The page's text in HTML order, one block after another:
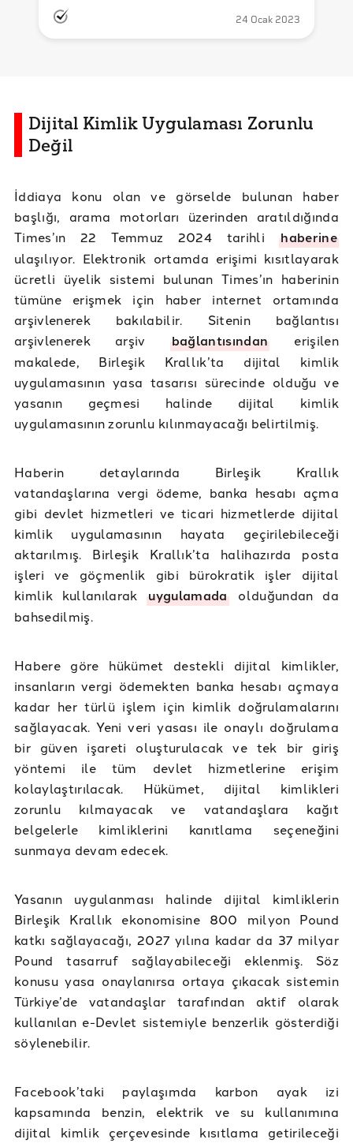
24 Ocak 2023
Dijital Kimlik Uygulaması Zorunlu
Değil
İddiaya konu olan ve görselde bulunan haber
başlığı, arama motorları üzerinden aratıldığında
Times’ın 22 Temmuz 2024 tarihlihaberine
ulaşılıyor. Elektronik ortamda erişimi kısıtlayarak
ücretli üyelik sistemi bulunan Times’ın haberinin
tümüne erişmek için haber internet ortamında
arşivlenerek bakılabilir. Sitenin bağlantısı
arşivlenerek arşiv bağlantısından erişilen
makalede, Birleşik Krallık’ta dijital kimlik
uygulamasının yasa tasarısı sürecinde olduğu ve
yasanın geçmesi halinde dijital kimlik
uygulamasının zorunlu kılınmayacağı belirtilmiş.
Haberin detaylarında Birleşik Krallık
vatandaşlarına vergi ödeme, banka hesabı açma
gibi devlet hizmetleri ve ticari hizmetlerde dijital
kimlik uygulamasının hayata geçirilebileceği
aktarılmış. Birleşik Krallık’ta halihazırda posta
işleri ve göçmenlik gibi bürokratik işler dijital
kimlik kullanılarakuygulamadaolduğundan da
bahsedilmiş.
Habere göre hükümet destekli dijital kimlikler,
insanların vergi ödemekten banka hesabı açmaya
kadar her türlü işlem için kimlik doğrulamalarını
sağlayacak. Yeni veri yasası ile onaylı doğrulama
bir güven işareti oluşturulacak ve tek bir giriş
yöntemi ile tüm devlet hizmetlerine erişim
kolaylaştırılacak. Hükümet, dijital kimlikleri
zorunlu kılmayacak ve vatandaşlara kağıt
belgelerle kimliklerini kanıtlama seçeneğini
sunmaya devam edecek.
Yasanın uygulanması halinde dijital kimliklerin
Birleşik Krallık ekonomisine 800 milyon Pound
katkı sağlayacağı, 2027 yılına kadar da 37 milyar
Pound tasarruf sağlayabileceği eklenmiş. Söz
konusu yasa onaylanırsa ortaya çıkacak sistemin
Türkiye’de vatandaşlar tarafından aktif olarak
kullanılan e-Devlet sistemiyle benzerlik gösterdiği
söylenebilir.
Facebook’taki paylaşımda karbon ayak izi
kapsamında benzin, elektrik ve su kullanımına
dijital kimlik çerçevesinde kısıtlama getirileceği